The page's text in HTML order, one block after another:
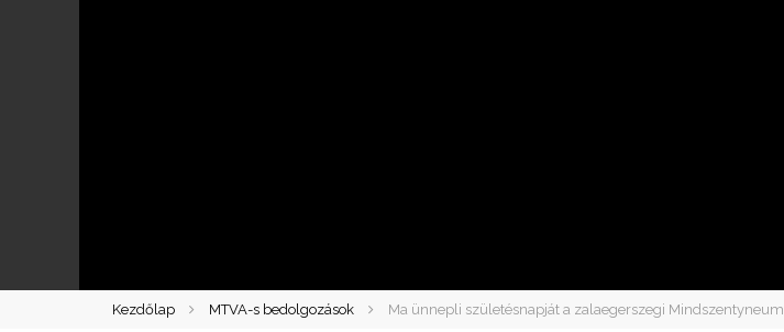
Kezdőlap MTVA-s bedolgozások Ma ünnepli születésnapját a zalaegerszegi Mindszentyneum